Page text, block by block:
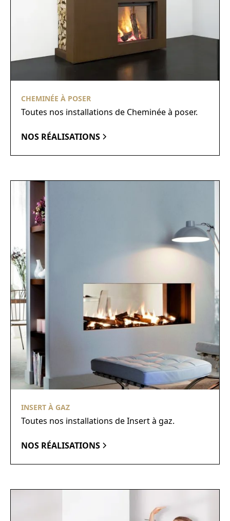
CHEMINÉE À POSER
Toutes nos installations de Cheminée à poser.
NOS RÉALISATIONS
INSERT À GAZ
Toutes nos installations de Insert à gaz.
NOS RÉALISATIONS